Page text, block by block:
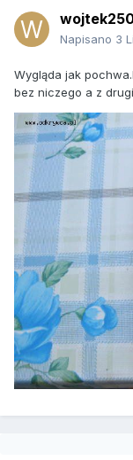
Napisano 3
Wygląda jak
bez niczego a z